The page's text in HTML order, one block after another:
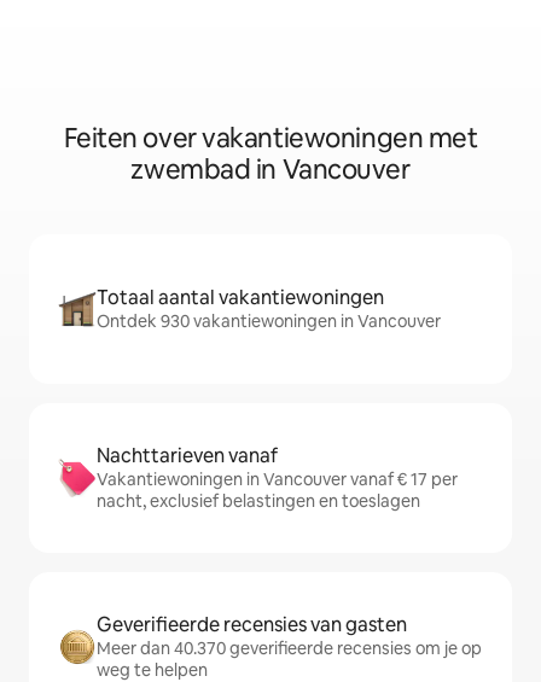
Feiten over vakantiewoningen met
zwembad in Vancouver
Totaal aantal vakantiewoningen
Ontdek 930 vakantiewoningen in Vancouver
Nachttarieven vanaf
Vakantiewoningen in Vancouver vanaf € 17 per
nacht, exclusief belastingen en toeslagen
Geverifieerde recensies van gasten
Meer dan 40.370 geverifieerde recensies om je op
weg te helpen